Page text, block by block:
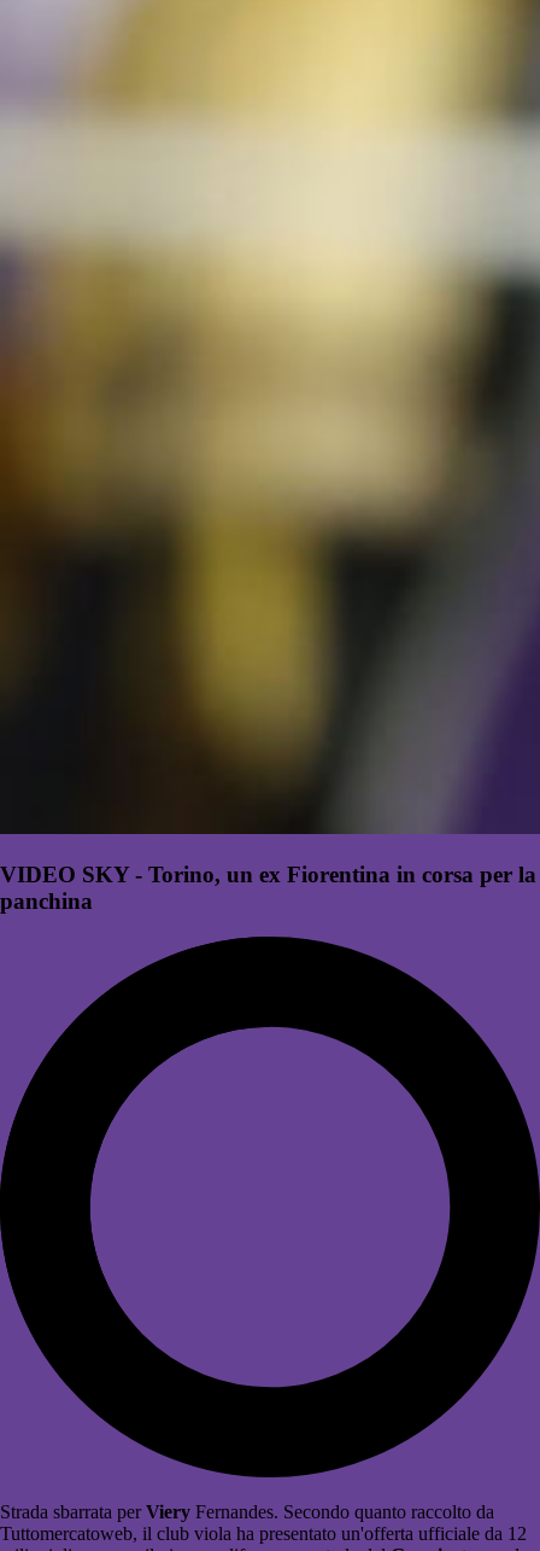
VIDEO SKY - Torino, un ex Fiorentina in corsa per la
panchina
Strada sbarrata perViery Fernandes. Secondo quanto raccolto da
Tuttomercatoweb, il club viola ha presentato un'offerta ufficiale da 12